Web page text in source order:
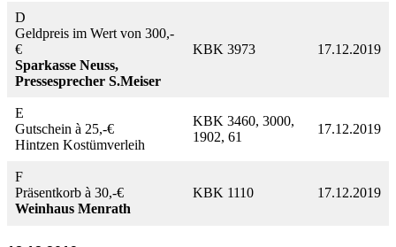
D
Geldpreis im Wert von 300,-
€
Sparkasse Neuss,
Pressesprecher S.Meiser
KBK 3973 17.12.2019
E
Gutschein à 25,-€
Hintzen Kostümverleih
KBK 3460, 3000,
1902, 61
17.12.2019
F
Präsentkorb à 30,-€
Weinhaus Menrath
KBK 1110 17.12.2019